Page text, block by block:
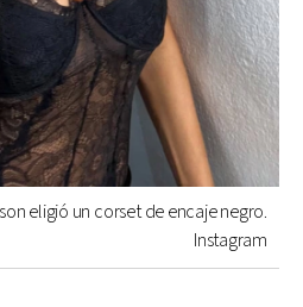
eligió un corset de encaje negro.
Instagram